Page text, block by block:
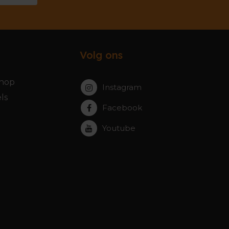
Volg ons
Instagram
Facebook
Youtube